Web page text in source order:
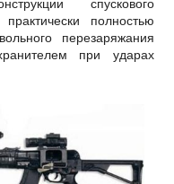
спускового
полностью
перезаряжания
при ударах